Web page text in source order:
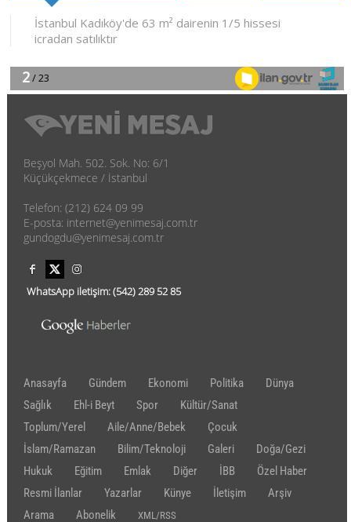
Beşyol Mah. 502. Sok. No: 6/1
Küçükçekmece / İstanbul
Telefon: (212) 624 09 99
E-posta: internet@yenimesaj.com.tr
gundogdu@yenimesaj.com.tr
WhatsApp iletişim:(542)289 52 85
Anasayfa Gündem Ekonomi Politika
Dünya
Sağlık
Ehl-i Beyt Spor
Kültür/Sanat
Toplum/Yerel
Aile/Anne/Bebek
Çocuk
İslam/Ramazan
Bilim/Teknoloji Galeri
Doğa/Gezi
Hukuk
Eğitim Emlak Diğer İBB
Özel Haber
Resmi İlanlar
Yazarlar Künye İletişim
Arşiv
Arama
Abonelik XML/RSS